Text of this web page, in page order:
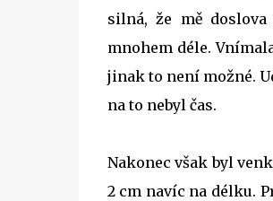
silná, že mě
mnohem déle.
jinak to není možné.
na to nebyl čas.
Nakonec však byl
2 cm navíc na délku.